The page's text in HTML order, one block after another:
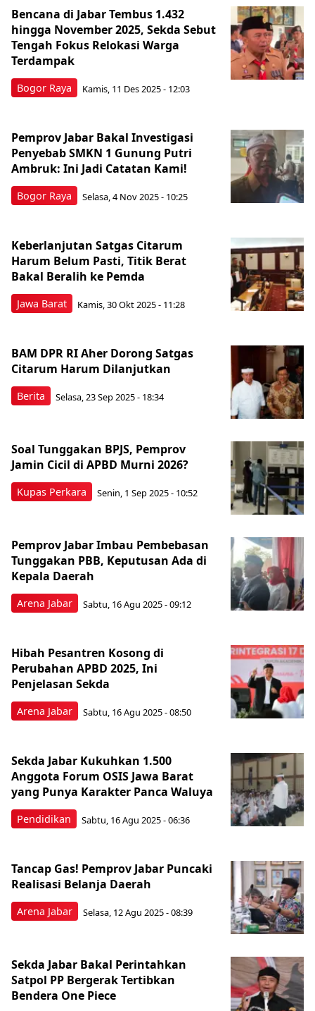
Bogor Raya
Bencana di Jabar Tembus 1.432
hingga November 2025, Sekda Sebut
Tengah Fokus Relokasi Warga
Terdampak
Kamis, 11 Des 2025 - 12:03
Bogor Raya
Pemprov Jabar Bakal Investigasi
Penyebab SMKN 1 Gunung Putri
Ambruk: Ini Jadi Catatan Kami!
Selasa, 4 Nov 2025 - 10:25
Jawa Barat
Keberlanjutan Satgas Citarum
Harum Belum Pasti, Titik Berat
Bakal Beralih ke Pemda
Kamis, 30 Okt 2025 - 11:28
Berita
BAM DPR RI Aher Dorong Satgas
Citarum Harum Dilanjutkan
Selasa, 23 Sep 2025 - 18:34
Kupas Perkara
Soal Tunggakan BPJS, Pemprov
Jamin Cicil di APBD Murni 2026?
Senin, 1 Sep 2025 - 10:52
Arena Jabar
Pemprov Jabar Imbau Pembebasan
Tunggakan PBB, Keputusan Ada di
Kepala Daerah
Sabtu, 16 Agu 2025 - 09:12
Arena Jabar
Hibah Pesantren Kosong di
Perubahan APBD 2025, Ini
Penjelasan Sekda
Sabtu, 16 Agu 2025 - 08:50
Pendidikan
Sekda Jabar Kukuhkan 1.500
Anggota Forum OSIS Jawa Barat
yang Punya Karakter Panca Waluya
Sabtu, 16 Agu 2025 - 06:36
Arena Jabar
Tancap Gas! Pemprov Jabar Puncaki
Realisasi Belanja Daerah
Selasa, 12 Agu 2025 - 08:39
Sekda Jabar Bakal Perintahkan
Satpol PP Bergerak Tertibkan
Bendera One Piece